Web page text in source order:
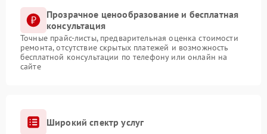
Прозрачное ценообразование и бесплатная
консультация
Точные прайс-листы, предварительная оценка стоимости
ремонта, отсутствие скрытых платежей и возможность
бесплатной консультации по телефону или онлайн на
сайте
Широкий спектр услуг